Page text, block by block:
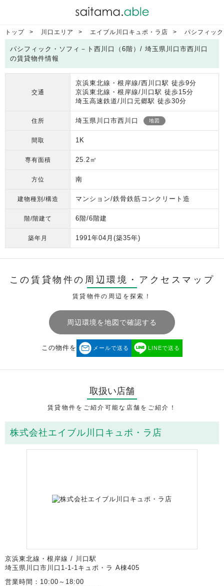
トップ 川口エリア エイブル川口キュポ・ラ店 パシフィッ
パシフィック・ソフィ－ト西川口（6階）/ 埼玉県川口市西川口
の賃貸物件情報
交通
京浜東北線・根岸線/西川口駅 徒歩9分
京浜東北線・根岸線/川口駅 徒歩15分
埼玉高速鉄道/川口元郷駅 徒歩30分
住所 埼玉県川口市西川口 地図
間取 1K
専有面積 25.2㎡
方位 南
建物種別/構造 マンション/鉄骨鉄筋コンクリート造
階/階建て 6階/6階建
築年月 1991年04月 (築35年)
この賃貸物件の周辺環境・ アクセスマップ
賃貸物件の周辺を探索！
周辺環境を地図で確認する
この物件を メールで送る LINEで送る
取扱い店舗
賃貸物件をご紹介可能な店舗をご紹介！
株式会社エイブル川口キュポ・ラ店
京浜東北線・根岸線 / 川口駅
埼玉県川口市川口1-1-1キュポ・ラ A棟405
営業時間：10:00～18:00